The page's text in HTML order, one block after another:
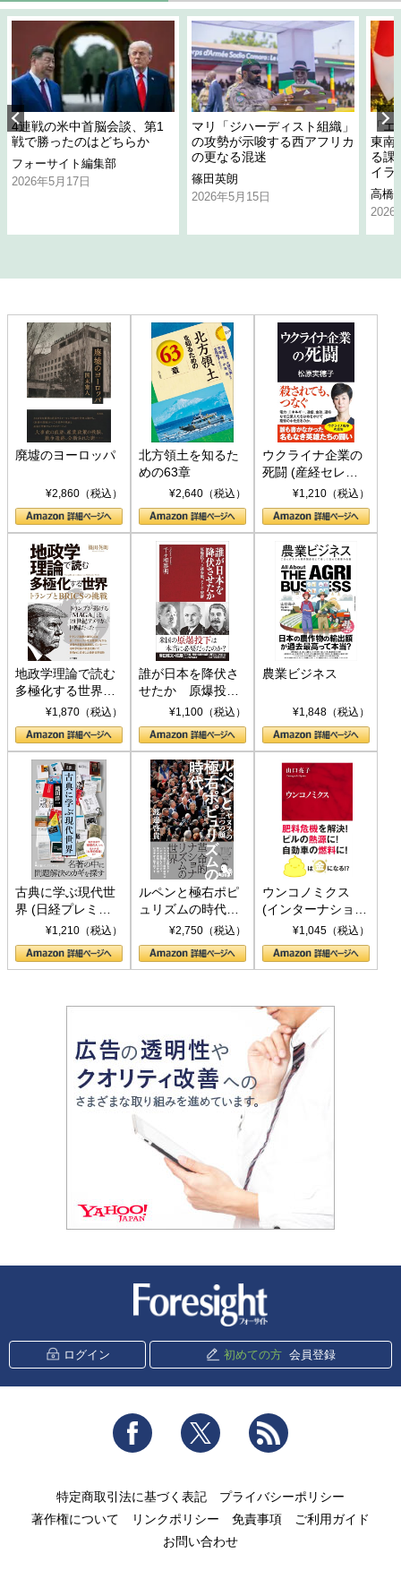
4連戦の米中首脳会談、第1
戦で勝ったのはどちらか
フォーサイト編集部
2026年5月17日
マリ「ジハーディスト組織」
の攻勢が示唆する西アフリカ
の更なる混迷
篠田英朗
2026年5月15日
「
東南
る課
イラ
高橋
2026
廃墟のヨーロッパ
¥2,860（税込）
北方領土を知るた
めの63章
¥2,640（税込）
ウクライナ企業の
死闘 (産経セレク
ト S 039)¥1,210（税込）
地政学理論で読む
多極化する世界：
トランプとBRICS
の挑戦
¥1,870（税込）
誰が日本を降伏さ
せたか 原爆投
下、ソ連参戦、そ
して聖断 (PHP新
書)
¥1,100（税込）
農業ビジネス
¥1,848（税込）
古典に学ぶ現代世
界 (日経プレミア
シリーズ)¥1,210（税込）
ルペンと極右ポピ
ュリズムの時代：
〈ヤヌス〉の二つ
の顔
¥2,750（税込）
ウンコノミクス
(インターナショナ
ル新書)¥1,045（税込）
ログイン 初めての方 会員登録
Facebook Twitter
特定商取引法に基づく表記
プライバシーポリシー
著作権について
リンクポリシー 免責事項
ご利用ガイド
お問い合わせ